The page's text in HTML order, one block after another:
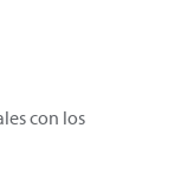
con los